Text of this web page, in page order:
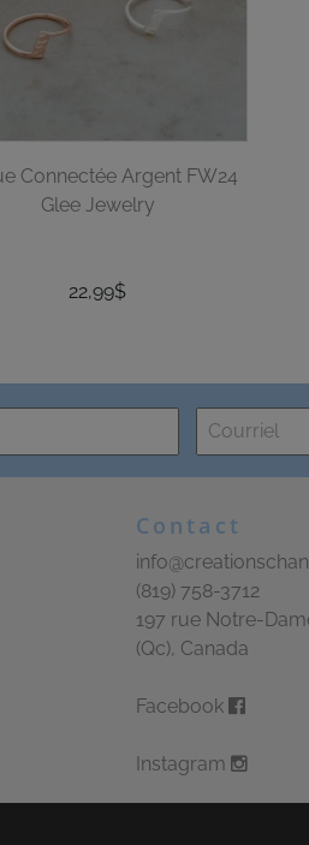
Connectée Argent FW24
Glee Jewelry
22,99$
Contact
(819) 758-3712
197 rue Notre-
(Qc), Canada
Facebook
Instagram